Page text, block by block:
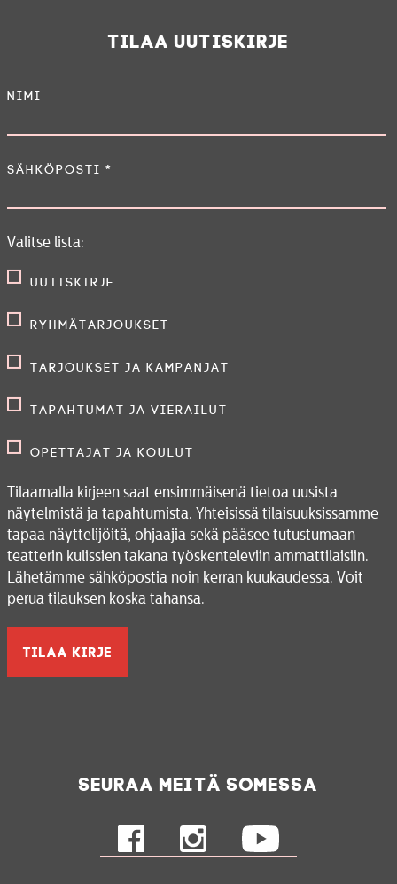
Tilaa uutiskirje
Nimi
Sähköposti *
Valitse lista:
Uutiskirje
Ryhmätarjoukset
Tarjoukset ja kampanjat
Tapahtumat ja vierailut
Opettajat ja koulut
Tilaamalla kirjeen saat ensimmäisenä tietoa uusista
näytelmistä ja tapahtumista. Yhteisissä tilaisuuksissamme
tapaa näyttelijöitä, ohjaajia sekä pääsee tutustumaan
teatterin kulissien takana työskenteleviin ammattilaisiin.
Lähetämme sähköpostia noin kerran kuukaudessa. Voit
perua tilauksen koska tahansa.
Seuraa meitä somessa